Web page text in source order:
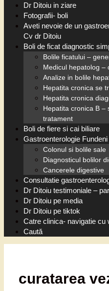
Dr Ditoiu in ziare
Fotografii- boli
Aveti nevoie de un
Cv dr Ditoiu
Boli de ficat diagnostic
Bolile ficatului –
Medicul hepatolog –
Analize in bolile
Hepatita cronica se
Hepatita cronica
Hepatita cronica B –
tratament
Boli de fiere si cai biliare
Gastroenterologie
Colonul si bolile sale
Diagnosticul bolilor
Cancerele digestive
Consultatie
Dr Ditoiu testimoniale –
Dr Ditoiu pe media
Dr Ditoiu pe tiktok
Catre clinica- navigatie cu
Caută
curatarea